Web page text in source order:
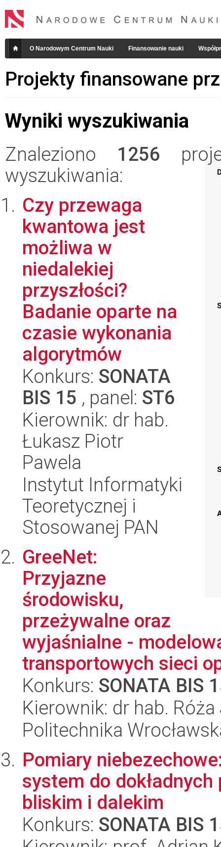
O Narodowym Centrum Nauki Finansowanie nauki
Projekty finansowane
Wyniki wyszukiwania
Znaleziono 1256
wyszukiwania:
Czy przewaga
kwantowa jest
możliwa w
niedalekiej
przyszłości?
Badanie oparte na
czasie wykonania
algorytmów
Konkurs: SONATA
BIS 15 , panel: ST6
Kierownik: dr hab.
Łukasz Piotr
Pawela
Instytut Informatyki
Teoretycznej i
Stosowanej PAN
GreeNet:
Przyjazne
środowisku,
przeżywalne oraz
wyjaśnialne -
transportowych sieci
Konkurs: SONATA BIS
Kierownik: dr hab.
Politechnika
Pomiary
system do
bliskim i dalekim
Konkurs: SONATA BIS